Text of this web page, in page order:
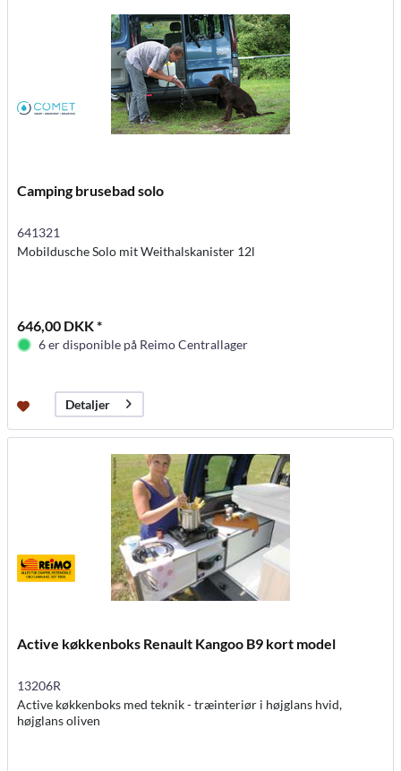
Camping brusebad solo
641321
Mobildusche Solo mit Weithalskanister 12l
646,00 DKK *
6 er disponible på Reimo Centrallager
Detaljer
Active køkkenboks Renault Kangoo B9 kort model
13206R
Active køkkenboks med teknik - træinteriør i højglans hvid,
højglans oliven